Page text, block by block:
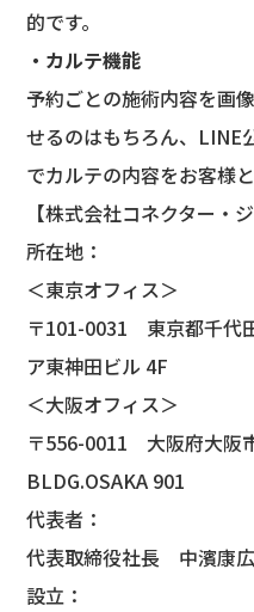
的です。
・カルテ機能
予約ごとの施術内容を画
せるのはもちろん、LINE
でカルテの内容をお客様
【株式会社コネクター・
所在地：
＜東京オフィス＞
〒101-0031 東京都千代
ア東神田ビル 4F
＜大阪オフィス＞
〒556-0011 大阪府大
BLDG.OSAKA 901
代表者：
代表取締役社長 中濱康広
設立：